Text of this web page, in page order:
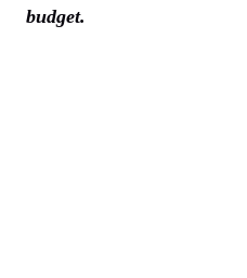
budget.